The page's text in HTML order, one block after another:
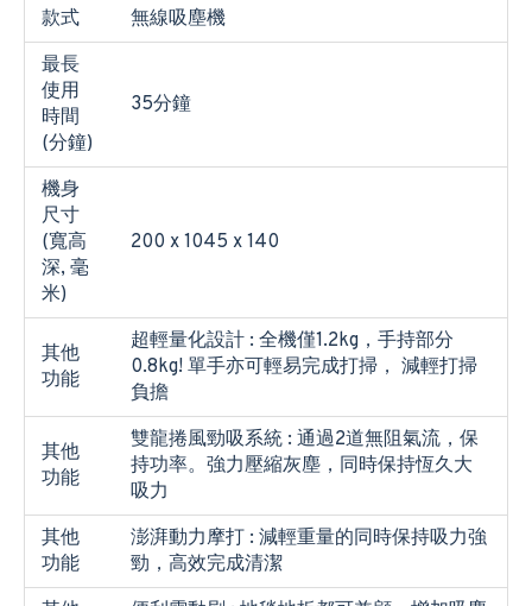
款式
無線吸塵機
最長
使用
時間
(分鐘)
35分鐘
機身
尺寸
(寬高
深, 毫
米)
200 x 1045 x 140
其他
功能
超輕量化設計 : 全機僅1.2kg，手持部分
0.8kg! 單手亦可輕易完成打掃， 減輕打掃
負擔
其他
功能
雙龍捲風勁吸系統 : 通過2道無阻氣流，保
持功率。強力壓縮灰塵，同時保持恆久大
吸力
其他
功能
澎湃動力摩打 : 減輕重量的同時保持吸力強
勁，高效完成清潔